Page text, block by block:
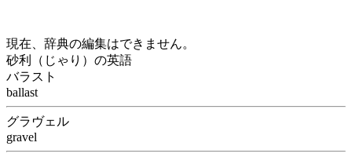
現在、辞典の編集はできません。
砂利（じゃり）の英語
バラスト
ballast
グラヴェル
gravel